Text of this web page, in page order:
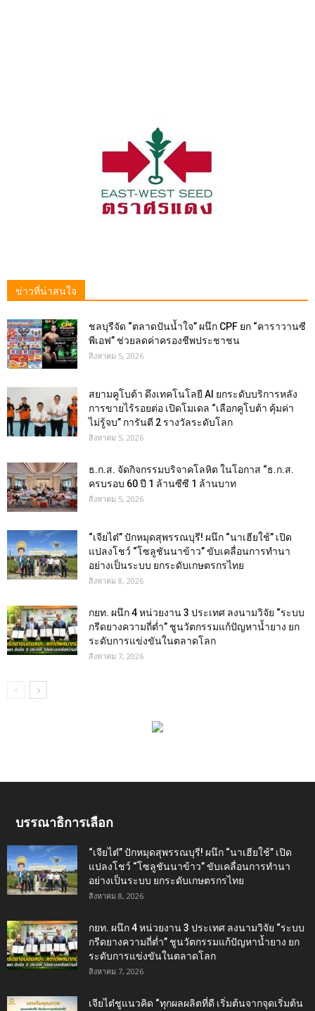
ข่าวที่น่าสนใจ
ชลบุรีจัด “ตลาดปันน้ำใจ” ผนึก CPF ยก “คาราวานซี
พีเอฟ” ช่วยลดค่าครองชีพประชาชน
สิงหาคม 5, 2026
สยามคูโบต้า ดึงเทคโนโลยี AI ยกระดับบริการหลัง
การขายไร้รอยต่อ เปิดโมเดล “เลือกคูโบต้า คุ้มค่า
ไม่รู้จบ” การันตี 2 รางวัลระดับโลก
สิงหาคม 5, 2026
ธ.ก.ส. จัดกิจกรรมบริจาคโลหิต ในโอกาส “ธ.ก.ส.
ครบรอบ 60 ปี 1 ล้านซีซี 1 ล้านบาท
สิงหาคม 5, 2026
“เจียไต๋” ปักหมุดสุพรรณบุรี! ผนึก “นาเฮียใช้” เปิด
แปลงโชว์ “โซลูชันนาข้าว” ขับเคลื่อนการทำนา
อย่างเป็นระบบ ยกระดับเกษตรกรไทย
สิงหาคม 8, 2026
กยท. ผนึก 4 หน่วยงาน 3 ประเทศ ลงนามวิจัย “ระบบ
กรีดยางความถี่ต่ำ” ชูนวัตกรรมแก้ปัญหาน้ำยาง ยก
ระดับการแข่งขันในตลาดโลก
สิงหาคม 7, 2026
บรรณาธิการเลือก
“เจียไต๋” ปักหมุดสุพรรณบุรี! ผนึก “นาเฮียใช้” เปิด
แปลงโชว์ “โซลูชันนาข้าว” ขับเคลื่อนการทำนา
อย่างเป็นระบบ ยกระดับเกษตรกรไทย
สิงหาคม 8, 2026
กยท. ผนึก 4 หน่วยงาน 3 ประเทศ ลงนามวิจัย “ระบบ
กรีดยางความถี่ต่ำ” ชูนวัตกรรมแก้ปัญหาน้ำยาง ยก
ระดับการแข่งขันในตลาดโลก
สิงหาคม 7, 2026
เจียไต๋ชูแนวคิด “ทุกผลผลิตที่ดี เริ่มต้นจากจุดเริ่มต้น